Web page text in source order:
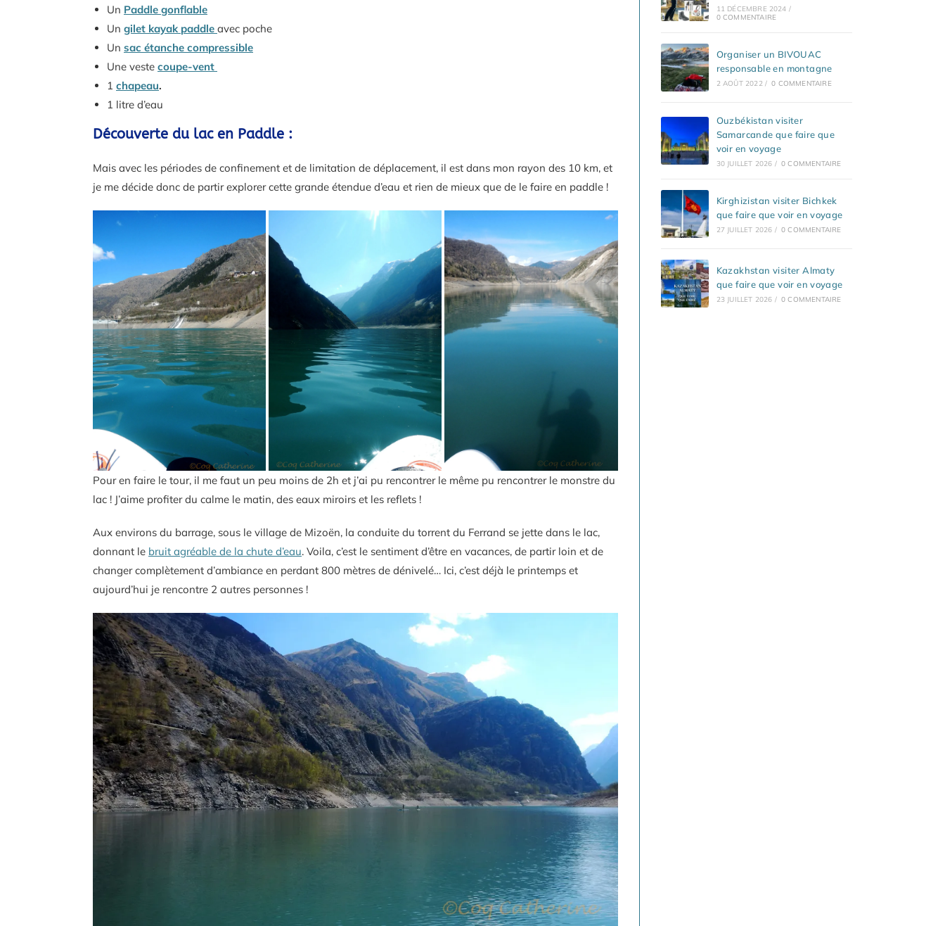
Un Paddle gonflable
Un gilet kayak paddle avec poche
Un sac étanche compressible
Une veste coupe-vent
1 chapeau.
1 litre d’eau
Découverte du lac en Paddle :
Mais avec les périodes de confinement et de limitation de déplacement, il est dans mon rayon des 10 km, et
je me décide donc de partir explorer cette grande étendue d’eau et rien de mieux que de le faire en paddle !
Pour en faire le tour, il me faut un peu moins de 2h et j’ai pu rencontrer le même pu rencontrer le monstre du
lac ! J’aime profiter du calme le matin, des eaux miroirs et les reflets !
Aux environs du barrage, sous le village de Mizoën, la conduite du torrent du Ferrand se jette dans le lac,
donnant le bruit agréable de la chute d’eau. Voila, c’est le sentiment d’être en vacances, de partir loin et de
changer complètement d’ambiance en perdant 800 mètres de dénivelé… Ici, c’est déjà le printemps et
aujourd’hui je rencontre 2 autres personnes !
11 DÉCEMBRE 2024 /
0 COMMENTAIRE
Organiser un BIVOUAC
responsable en montagne
2 AOÛT 2022 / 0 COMMENTAIRE
Ouzbékistan visiter
Samarcande que faire que
voir en voyage
30 JUILLET 2026 / 0 COMMENTAIRE
Kirghizistan visiter Bichkek
que faire que voir en voyage
27 JUILLET 2026 / 0 COMMENTAIRE
Kazakhstan visiter Almaty
que faire que voir en voyage
23 JUILLET 2026 / 0 COMMENTAIRE